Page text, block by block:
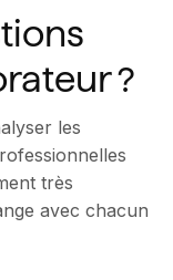
?
les
très
avec chacun